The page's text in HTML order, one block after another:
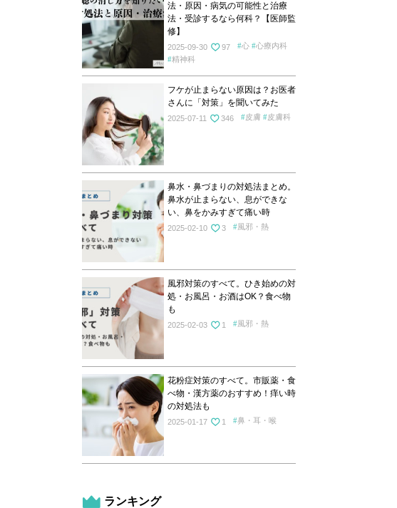
法・原因・病気の可能性と治療
法・受診するなら何科？【医師監
修】
2025-09-30 97 心
心療内科
精神科
フケが止まらない原因は？お医者
さんに「対策」を聞いてみた
2025-07-11 346 皮膚 皮膚科
鼻水・鼻づまりの対処法まとめ。
鼻水が止まらない、息ができな
い、鼻をかみすぎて痛い時
2025-02-10 3 風邪・熱
風邪対策のすべて。ひき始めの対
処・お風呂・お酒はOK？食べ物
も
2025-02-03 1 風邪・熱
花粉症対策のすべて。市販薬・食
べ物・漢方薬のおすすめ！痒い時
の対処法も
2025-01-17 1 鼻・耳・喉
ランキング